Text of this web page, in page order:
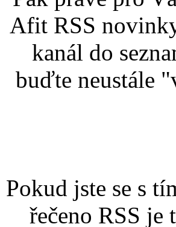
Afit RSS
kanál do
buďte neustále
Pokud jste se s
řečeno RSS je